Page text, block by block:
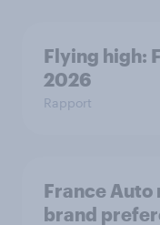
Flying high:
2026
Rapport
France
brand